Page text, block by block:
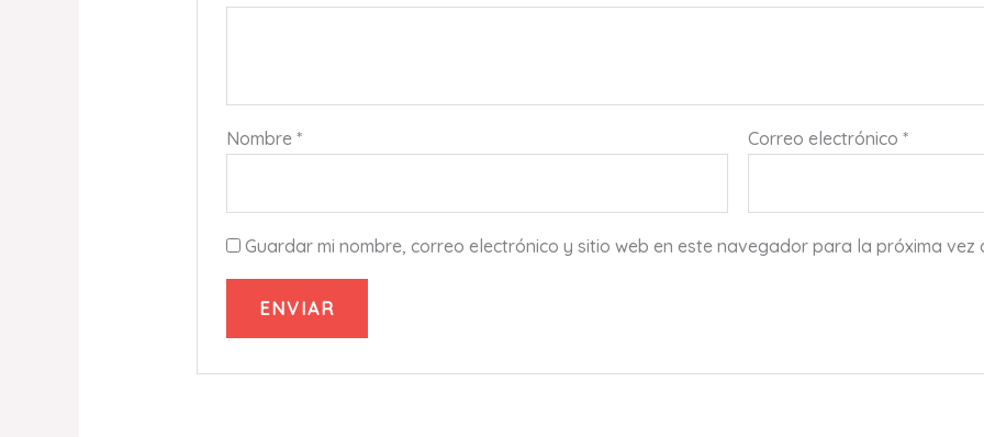
Nombre* Correo electrónico*
Guardar mi nombre, correo electrónico y sitio web en este navegador para la próxima vez